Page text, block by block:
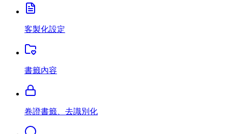
客製化設定
書籤內容
卷證書籤、去識別化